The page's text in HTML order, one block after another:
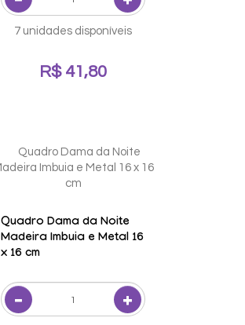
7 unidades disponíveis
R$ 41,80
Quadro Dama da Noite
Madeira Imbuia e Metal 16
x 16 cm